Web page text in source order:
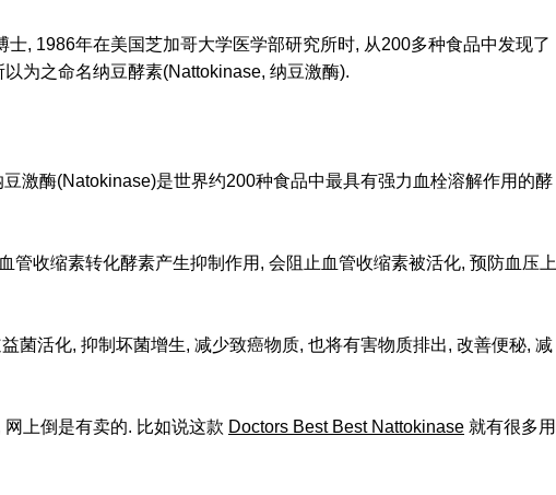
, 1986年在美国芝加哥大学医学部研究所时, 从200多种食品中发现了
为之命名纳豆酵素(Nattokinase, 纳豆激酶).
激酶(Natokinase)是世界约200种食品中最具有强力血栓溶解作用的酵
管收缩素转化酵素产生抑制作用, 会阻止血管收缩素被活化, 预防血压上
菌活化, 抑制坏菌增生, 减少致癌物质, 也将有害物质排出, 改善便秘, 减
上倒是有卖的. 比如说这款 Doctors Best Best Nattokinase 就有很多用